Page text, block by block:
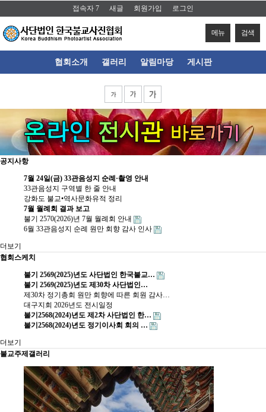
접속자 7 새글 회원가입 로그인
메뉴 검색
협회소개 갤러리 알림마당 게시판
공지사항
7월 24일(금) 33관음성지 순례·촬영 안내
33관음성지 구역별 한 줄 안내
강화도 불교•역사문화유적 정리
7월 월례회 결과 보고
불기 2570(2026)년 7월 월례회 안내
6월 33관음성지 순례 원만 회향 감사 인사
더보기
협회스케치
불기 2569(2025)년도 사단법인 한국불교…
불기 2569(2025)년도 제30차 사단법인…
제30차 정기총회 원만 회향에 따른 회원 감사…
대구지회 2026년도 전시일정
불기2568(2024)년도 제2차 사단법인 한…
불기2568(2024)년도 정기이사회 회의 …
더보기
불교주제갤러리